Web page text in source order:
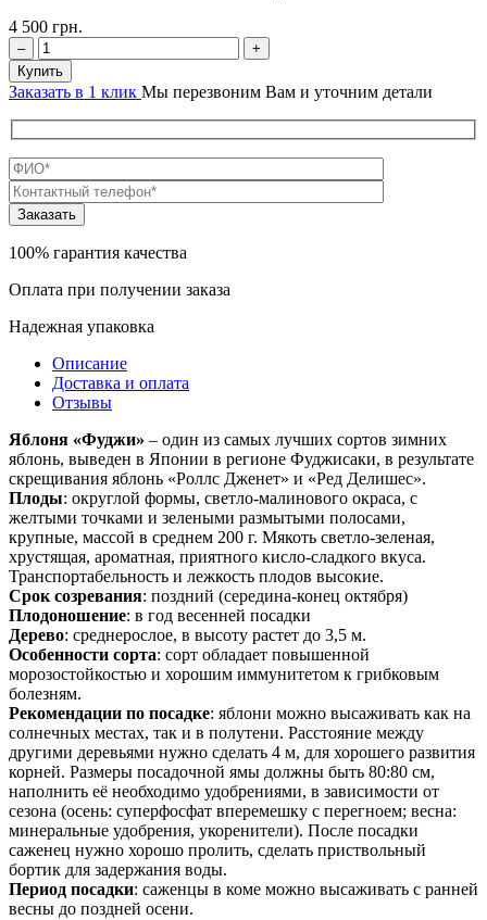
4 500 грн.
–
+
Купить
Заказать в 1 клик Мы перезвоним Вам и уточним детали
100% гарантия качества
Оплата при получении заказа
Надежная упаковка
Описание
Доставка и оплата
Отзывы
Яблоня «Фуджи» – один из самых лучших сортов зимних
яблонь, выведен в Японии в регионе Фуджисаки, в результате
скрещивания яблонь «Роллс Дженет» и «Ред Делишес».
Плоды: округлой формы, светло-малинового окраса, с
желтыми точками и зелеными размытыми полосами,
крупные, массой в среднем 200 г. Мякоть светло-зеленая,
хрустящая, ароматная, приятного кисло-сладкого вкуса.
Транспортабельность и лежкость плодов высокие.
Срок созревания: поздний (середина-конец октября)
Плодоношение: в год весенней посадки
Дерево: среднерослое, в высоту растет до 3,5 м.
Особенности сорта: сорт обладает повышенной
морозостойкостью и хорошим иммунитетом к грибковым
болезням.
Рекомендации по посадке: яблони можно высаживать как на
солнечных местах, так и в полутени. Расстояние между
другими деревьями нужно сделать 4 м, для хорошего развития
корней. Размеры посадочной ямы должны быть 80:80 см,
наполнить её необходимо удобрениями, в зависимости от
сезона (осень: суперфосфат вперемешку с перегноем; весна:
минеральные удобрения, укоренители). После посадки
саженец нужно хорошо пролить, сделать приствольный
бортик для задержания воды.
Период посадки: саженцы в коме можно высаживать с ранней
весны до поздней осени.